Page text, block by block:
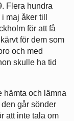
Flera hundra
maj åker till
för att få
för dem som
och med
skulle ha tid
hämta och lämna
går sönder
att inte tala om